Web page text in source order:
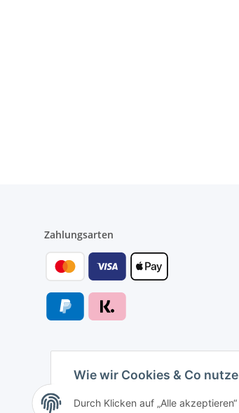
Zahlungsarten
Wie wir Cookies & Co
Durch Klicken auf „Alle